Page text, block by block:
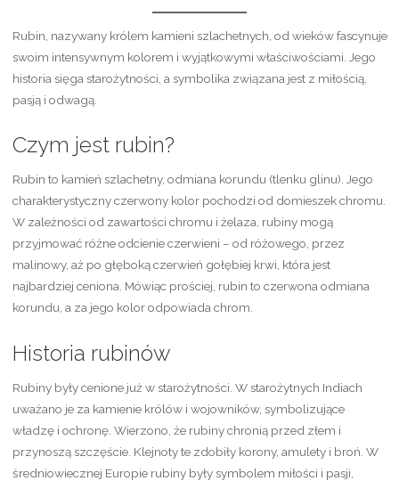
Rubin, nazywany królem kamieni szlachetnych, od wieków fascynuje
swoim intensywnym kolorem i wyjątkowymi właściwościami. Jego
historia sięga starożytności, a symbolika związana jest z miłością,
pasją i odwagą.
Czym jest rubin?
Rubin to kamień szlachetny, odmiana korundu (tlenku glinu). Jego
charakterystyczny czerwony kolor pochodzi od domieszek chromu.
W zależności od zawartości chromu i żelaza, rubiny mogą
przyjmować różne odcienie czerwieni – od różowego, przez
malinowy, aż po głęboką czerwień gołębiej krwi, która jest
najbardziej ceniona. Mówiąc prościej, rubin to czerwona odmiana
korundu, a za jego kolor odpowiada chrom.
Historia rubinów
Rubiny były cenione już w starożytności. W starożytnych Indiach
uważano je za kamienie królów i wojowników, symbolizujące
władzę i ochronę. Wierzono, że rubiny chronią przed złem i
przynoszą szczęście. Klejnoty te zdobiły korony, amulety i broń. W
średniowiecznej Europie rubiny były symbolem miłości i pasji,